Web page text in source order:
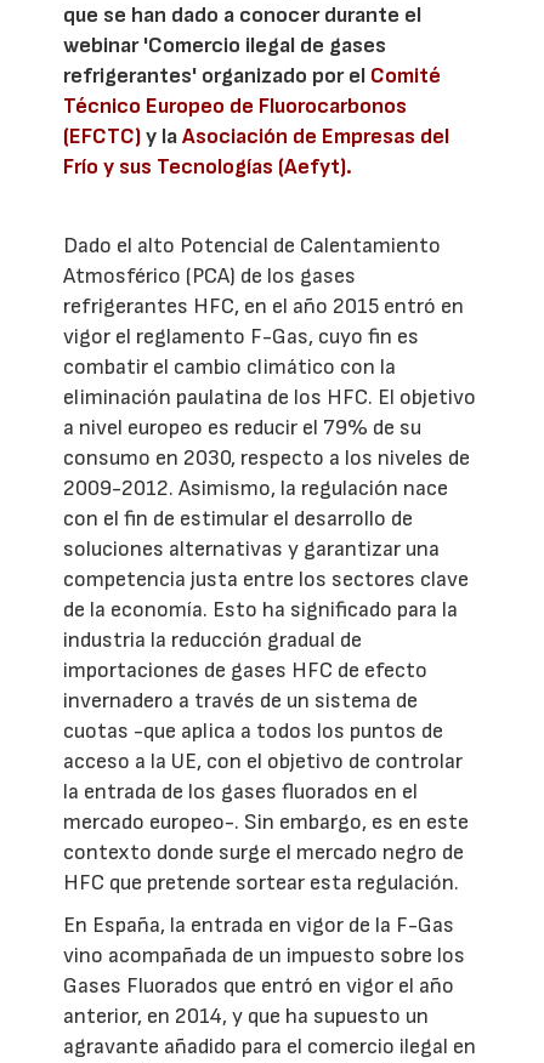
que se han dado a conocer durante el
webinar 'Comercio ilegal de gases
refrigerantes' organizado por el Comité
Técnico Europeo de Fluorocarbonos
(EFCTC)y laAsociación de Empresas del
Frío y sus Tecnologías (Aefyt).
Dado el alto Potencial de Calentamiento
Atmosférico (PCA) de los gases
refrigerantes HFC, en el año 2015 entró en
vigor el reglamento F-Gas, cuyo fin es
combatir el cambio climático con la
eliminación paulatina de los HFC. El objetivo
a nivel europeo es reducir el 79% de su
consumo en 2030, respecto a los niveles de
2009-2012. Asimismo, la regulación nace
con el fin de estimular el desarrollo de
soluciones alternativas y garantizar una
competencia justa entre los sectores clave
de la economía. Esto ha significado para la
industria la reducción gradual de
importaciones de gases HFC de efecto
invernadero a través de un sistema de
cuotas -que aplica a todos los puntos de
acceso a la UE, con el objetivo de controlar
la entrada de los gases fluorados en el
mercado europeo-. Sin embargo, es en este
contexto donde surge el mercado negro de
HFC que pretende sortear esta regulación.
En España, la entrada en vigor de la F-Gas
vino acompañada de un impuesto sobre los
Gases Fluorados que entró en vigor el año
anterior, en 2014, y que ha supuesto un
agravante añadido para el comercio ilegal en